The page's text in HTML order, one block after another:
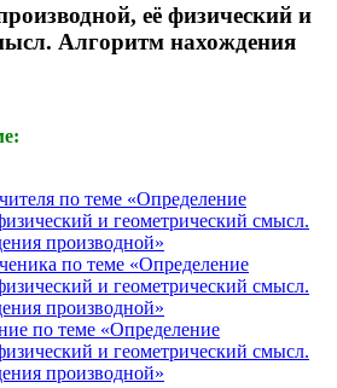
её физический и
Алгоритм нахождения
по теме «Определение
и геометрический смысл.
производной»
по теме «Определение
и геометрический смысл.
производной»
по теме «Определение
и геометрический смысл.
производной»